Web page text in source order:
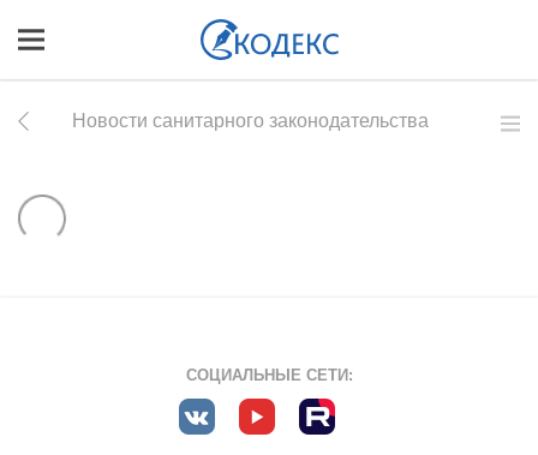
Новости санитарного законодательства
СОЦИАЛЬНЫЕ СЕТИ: